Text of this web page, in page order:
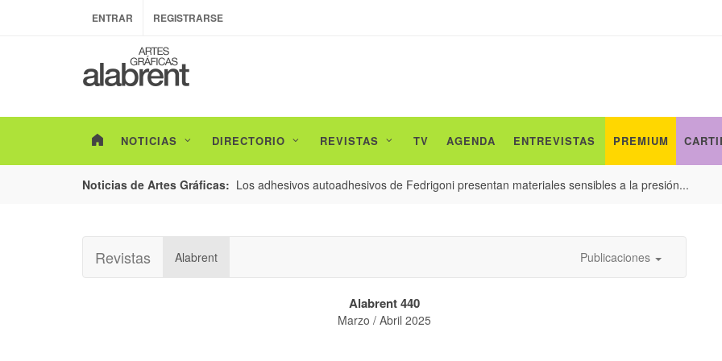
ENTRAR REGISTRARSE
NOTICIAS DIRECTORIO REVISTAS TV AGENDA ENTREVISTAS PREMIUM
Noticias de Artes Gráficas:
de envases con un nuevo estudio de Los adhesivos autoadhesivos de Fedrigoni presentan materiales sensibles a la presión...
Revistas Alabrent Publicaciones
Alabrent 440
Marzo / Abril 2025